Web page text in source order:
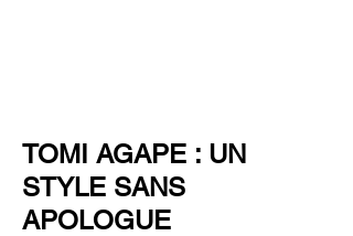
TOMI AGAPE : UN
STYLE SANS
APOLOGUE